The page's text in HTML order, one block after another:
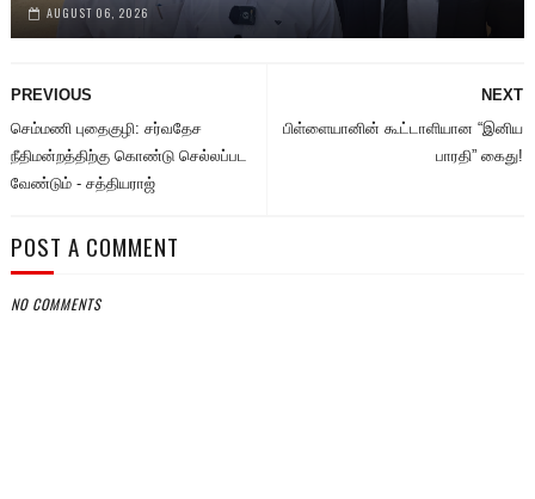
AUGUST 06, 2026
NEXT
பிள்ளையானின் கூட்டாளியான “இனிய
பாரதி” கைது!
PREVIOUS
செம்மணி புதைகுழி: சர்வதேச
நீதிமன்றத்திற்கு கொண்டு செல்லப்பட
வேண்டும் - சத்தியராஜ்
POST A COMMENT
NO COMMENTS